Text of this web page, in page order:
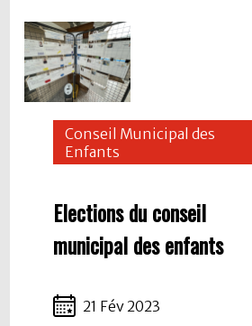
Conseil Municipal des
Enfants
Elections du conseil
municipal des enfants
21 Fév 2023